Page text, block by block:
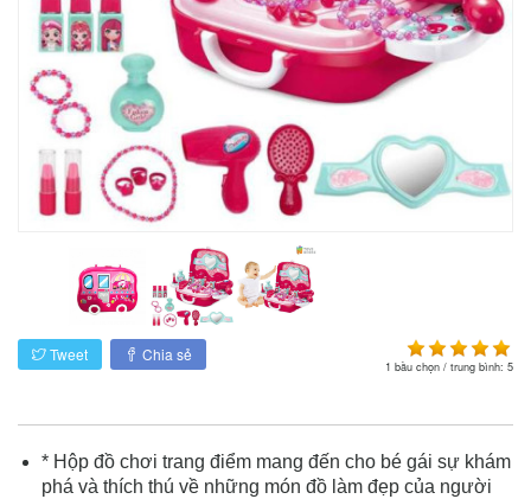
1 bầu chọn / trung bình: 5
Tweet Chia sẻ
* Hộp đồ chơi trang điểm mang đến cho bé gái sự khám
phá và thích thú về những món đồ làm đẹp của người